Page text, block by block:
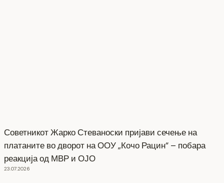
Советникот Жарко Стеваноски пријави сечење на
платаните во дворот на ООУ „Кочо Рацин“ – побара
реакција од МВР и ОЈО
23.07.2026